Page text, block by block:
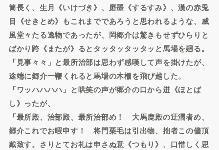
筒長く、生月《いけづき》、磨墨《するすみ》、漢の赤兎
目《せきとめ》もこれまでであろうと思われるような、威
風堂々たる逸物であったが、岡郷介は驚きもせずひらりと
ばかり跨《またが》るとタッタッタッタッと馬場を廻る。
「見事々々」と最所治部は思わず感嘆して声を掛けたが、
途端に郷介一鞭くれると馬場の木柵を飛び越した。
「ワッハハハハ」と哄笑の声が郷介の口から迸《ほとば
し》ったが、
「最所殿、治部殿、最所治部め！ 大馬鹿殿の迂濶者め、
郷介これでお暇申す！ 将門栗毛は引出物、拙者この儘頂
戴致す。さりとてお礼は申さぬ意《つもり》、口惜しく思